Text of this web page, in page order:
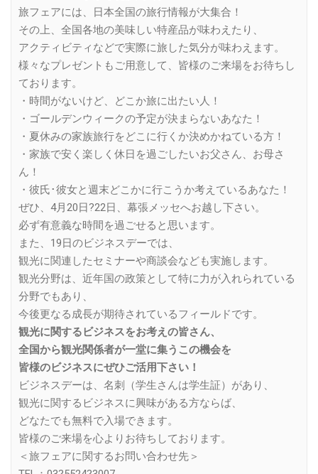
旅フェアには、日本全国の旅行情報が大集合！
その上、全国各地の美味しい特産品が味わえたり、
アクティビティなどで実際に旅した気分が味わえます。
様々なプレゼントもご用意して、皆様のご来場をお待ちし
ております。
・時間がないけど、どこか旅に出たい人！
・ゴールデンウィークの予定が決まらないあなた！
・夏休みの家族旅行をどこに行くか決めかねている方！
・家族で安く楽しく休日を過ごしたいお父さん、お母さ
ん！
・彼氏･彼女と週末どこかに行こうか考えているあなた！
ぜひ、4月20日?22日、幕張メッセへお越し下さい。
必ず有意義な時間を過ごせると思います。
また、19日のビジネスデーでは、
観光に関連したセミナーや商談会なども実施します。
観光分野は、近年国の政策として特に力が入れられている
分野でもあり、
今後更なる成長が期待されているフィールドです。
観光に関するビジネスをお考えの皆さん、
全国から観光関係者が一堂に集うこの機会を
皆様のビジネスにぜひご活用下さい！
ビジネスデーは、名刺（学生さんは学生証）があり、
観光に関するビジネスに興味がある方ならば、
どなたでも無料で入場できます。
皆様のご来場を心よりお待ちしております。
＜旅フェアに関するお問い合わせ先＞